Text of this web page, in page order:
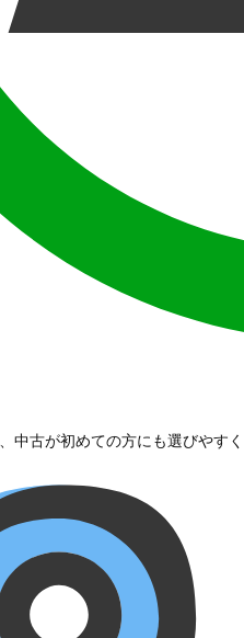
中古が初めての方にも選びやす